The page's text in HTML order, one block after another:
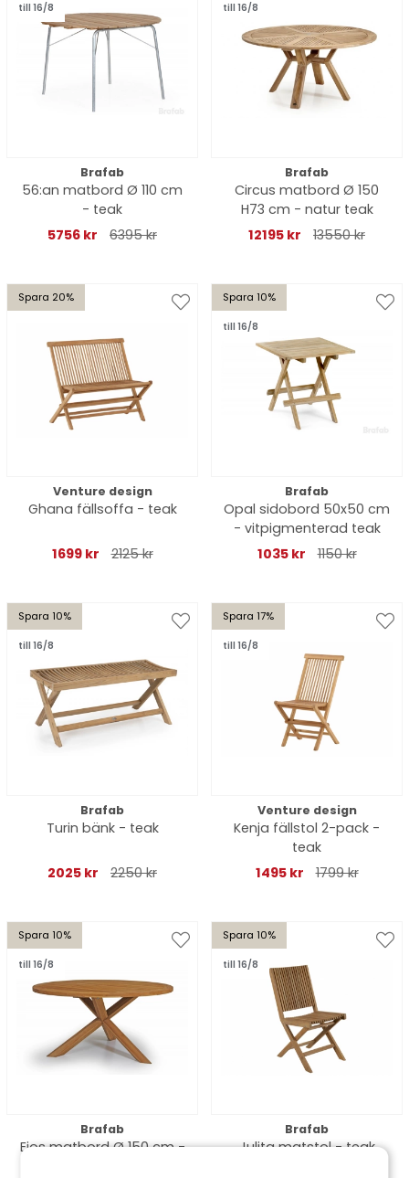
till 16/8
Brafab
56:an matbord Ø 110 cm
- teak
5756 kr
6395 kr
till 16/8
Brafab
Circus matbord Ø 150
H73 cm - natur teak
12195 kr
13550 kr
Spara 20%
Venture design
Ghana fällsoffa - teak
1699 kr 2125 kr
Spara 10%
till 16/8
Brafab
Opal sidobord 50x50 cm
- vitpigmenterad teak
1035 kr
1150 kr
Spara 10%
till 16/8
Brafab
Turin bänk - teak
2025 kr 2250 kr
Spara 17%
till 16/8
Venture design
Kenja fällstol 2-pack -
teak
1495 kr
1799 kr
Spara 10%
till 16/8
Brafab
Eios matbord Ø 150 cm -
Spara 10%
till 16/8
Brafab
Julita matstol - teak